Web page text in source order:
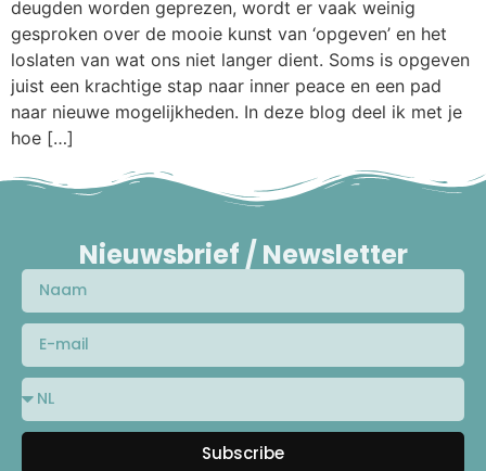
deugden worden geprezen, wordt er vaak weinig
gesproken over de mooie kunst van ‘opgeven’ en het
loslaten van wat ons niet langer dient. Soms is opgeven
juist een krachtige stap naar inner peace en een pad
naar nieuwe mogelijkheden. In deze blog deel ik met je
hoe […]
Nieuwsbrief / Newsletter
Subscribe